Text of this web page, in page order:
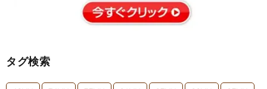
タグ検索